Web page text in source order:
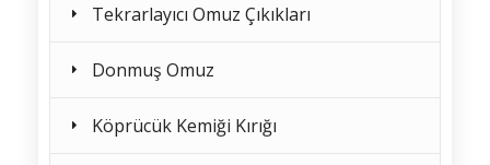
Tekrarlayıcı Omuz Çıkıkları
Donmuş Omuz
Köprücük Kemiği Kırığı